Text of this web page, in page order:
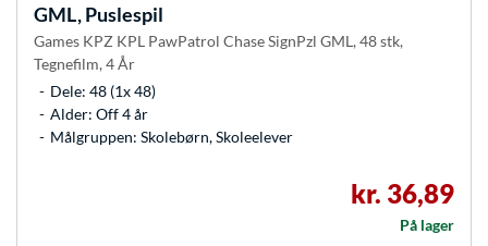
GML, Puslespil
Games KPZ KPL PawPatrol Chase SignPzl GML, 48 stk,
Tegnefilm, 4 År
Dele: 48 (1x 48)
Alder: Off 4 år
Målgruppen: Skolebørn, Skoleelever
kr. 36,89
På lager